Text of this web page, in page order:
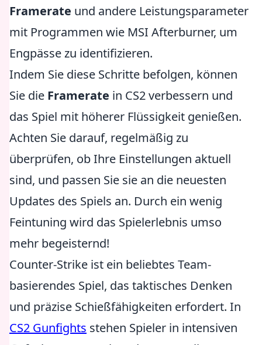
Framerate und andere Leistungsparameter
mit Programmen wie MSI Afterburner, um
Engpässe zu identifizieren.
Indem Sie diese Schritte befolgen, können
Sie die Framerate in CS2 verbessern und
das Spiel mit höherer Flüssigkeit genießen.
Achten Sie darauf, regelmäßig zu
überprüfen, ob Ihre Einstellungen aktuell
sind, und passen Sie sie an die neuesten
Updates des Spiels an. Durch ein wenig
Feintuning wird das Spielerlebnis umso
mehr begeisternd!
Counter-Strike ist ein beliebtes Team-
basierendes Spiel, das taktisches Denken
und präzise Schießfähigkeiten erfordert. In
CS2 Gunfights stehen Spieler in intensiven